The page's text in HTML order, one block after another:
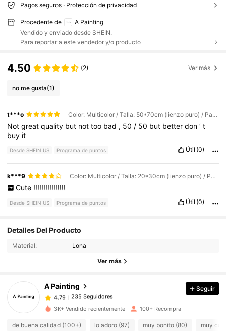
Pagos seguros · Protección de privacidad
Procedente de
A Painting
Vendido y enviado desde SHEIN.
Para reportar a este vendedor y/o producto
4.50 (2) Ver más
no me gusta(1)
t***o Color: Multicolor / Talla: 50*70cm (lienzo puro) / Patrón: E
Notgreatquality but nottoo bad , 50 / 50 but betterdon’t
buy it
Desde SHEIN US Programa de puntos Útil (0)
k***9 Color: Multicolor / Talla: 20*30cm (lienzo puro) / Patrón: B
Cute !!!!!!!!!!!!!!!!
Desde SHEIN US Programa de puntos Útil (0)
Detalles Del Producto
Material: Lona
Ver más
A Painting
4.79 235 Seguidores
235 Seguidores
235 Seguidores
k***7 pagóHace 1 día
4.79 235 Seguidores
Seguir
3K+ Vendido recientemente 100+ Recompra
de buena calidad (100+) lo adoro (97) muy bonito (80) muy